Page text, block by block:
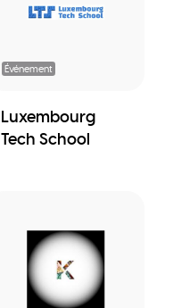
Événement
Luxembourg
Tech School